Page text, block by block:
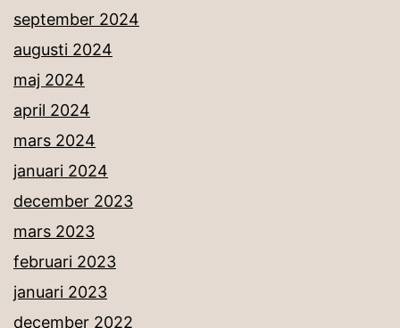
september 2024
augusti 2024
maj 2024
april 2024
mars 2024
januari 2024
december 2023
mars 2023
februari 2023
januari 2023
december 2022